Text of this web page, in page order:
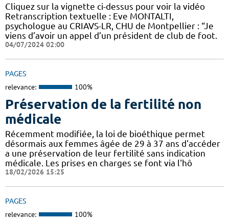
Cliquez sur la vignette ci-dessus pour voir la vidéo
Retranscription textuelle : Eve MONTALTI,
psychologue au CRIAVS-LR, CHU de Montpellier : “Je
viens d’avoir un appel d’un président de club de foot.
04/07/2024 02:00
PAGES
relevance: 100%
Préservation de la fertilité non
médicale
Récemment modifiée, la loi de bioéthique permet
désormais aux femmes âgée de 29 à 37 ans d'accéder
a une préservation de leur fertilité sans indication
médicale. Les prises en charges se font via l'hô
18/02/2026 15:25
PAGES
relevance: 100%